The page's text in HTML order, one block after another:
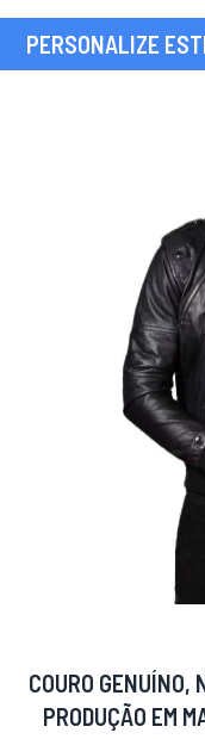
PERSONALIZE
COURO GENUÍNO,
PRODUÇÃO EM